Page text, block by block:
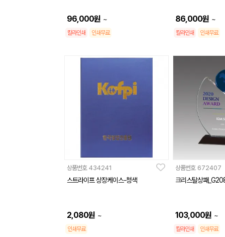
96,000원 ~
칼라인쇄 인쇄무료
86,000원 ~
칼라인쇄 인쇄무료
상품번호 434241
스트라이프 상장케이스-청색
2,080원 ~
인쇄무료
상품번호 672407
크리스탈상패
103,000원 ~
칼라인쇄 인쇄무료